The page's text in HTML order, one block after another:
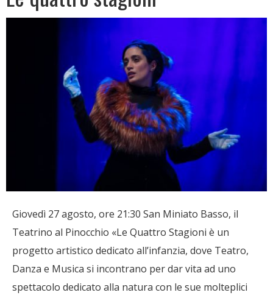
Giovedì 27 agosto, ore 21:30 San Miniato Basso, il
Teatrino al Pinocchio «Le Quattro Stagioni è un
progetto artistico dedicato all’infanzia, dove Teatro,
Danza e Musica si incontrano per dar vita ad uno
spettacolo dedicato alla natura con le sue molteplici